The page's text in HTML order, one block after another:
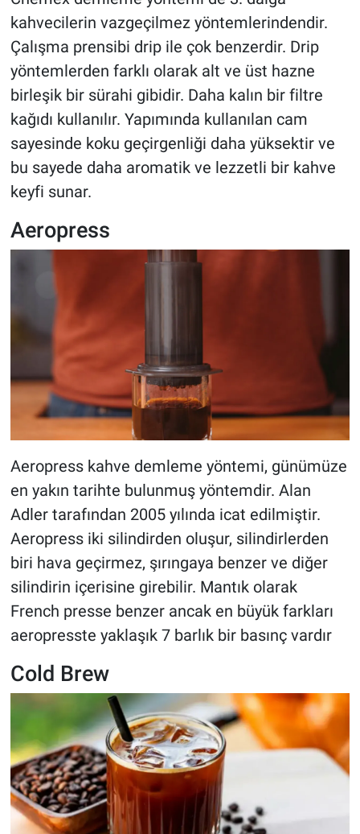
kahvecilerin vazgeçilmez yöntemlerindendir.
Çalışma prensibi drip ile çok benzerdir. Drip
yöntemlerden farklı olarak alt ve üst hazne
birleşik bir sürahi gibidir. Daha kalın bir filtre
kağıdı kullanılır. Yapımında kullanılan cam
sayesinde koku geçirgenliği daha yüksektir ve
bu sayede daha aromatik ve lezzetli bir kahve
keyfi sunar.
Aeropress
Aeropress kahve demleme yöntemi, günümüze
en yakın tarihte bulunmuş yöntemdir. Alan
Adler tarafından 2005 yılında icat edilmiştir.
Aeropress iki silindirden oluşur, silindirlerden
biri hava geçirmez, şırıngaya benzer ve diğer
silindirin içerisine girebilir. Mantık olarak
French presse benzer ancak en büyük farkları
aeropresste yaklaşık 7 barlık bir basınç vardır
Cold Brew